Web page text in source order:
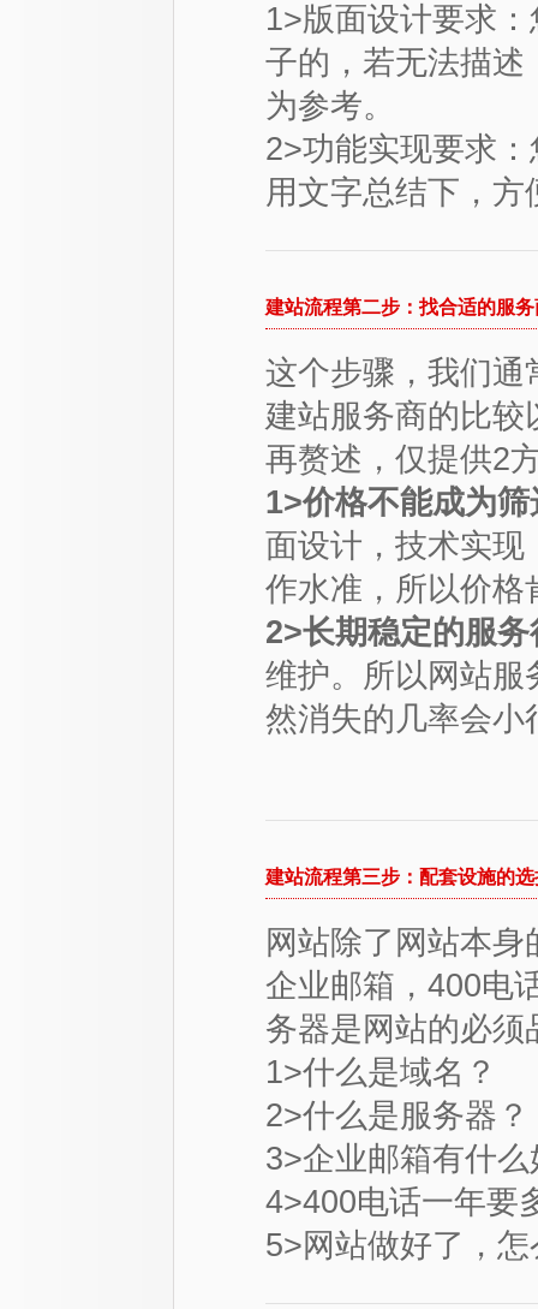
1>版面设计要求
子的，若无法描述
为参考。
2>功能实现要求
用文字总结下，
建站流程第二步：找合适的服务
这个步骤，我们通
建站服务商的比
再赘述，仅提供2
1>价格不能成为
面设计，技术实现
作水准，所以价格
2>长期稳定的服
维护。所以网站服
然消失的几率会小
建站流程第三步：配套设施的选
网站除了网站本
企业邮箱，400电
务器是网站的必须
1>什么是域名 ？
2>什么是服务器 ？
3>企业邮箱有什么
4>400电话一年要
5>网站做好了，